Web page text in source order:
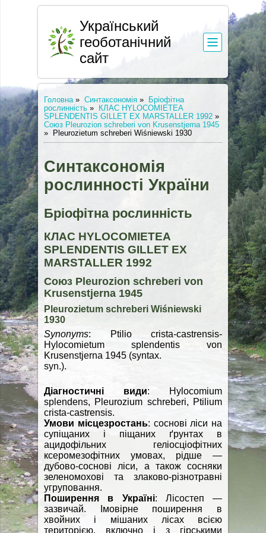
Український
геоботанічний
сайт
Головна » Синтаксономія »
Бріофітна
рослинність »
КЛАС HYLOCOMIЕTEA
SPLENDENTIS GILLET EX MARSTALLER 1992 »
Союз Pleurozion schreberi von Krusenstjerna 1945
»
Pleurozietum schreberi Wiśniewski 1930
Синтаксономія
рослинності України
Бріофітна рослинність
КЛАС HYLOCOMIЕTEA
SPLENDENTIS GILLET EX
MARSTALLER 1992
Союз Pleurozion schreberi von
Krusenstjerna 1945
Pleurozietum schreberi Wiśniewski
1930
Synonyms: Ptilio crista-castrensis-
Hylocomietum splendentis von
Krusenstjerna 1945 (syntax.
syn.).
Діагностичні види: Hylocomium
splendens, Pleurozium schreberi, Ptilium
crista-castrensis.
Умови місцезростань: соснові ліси на
супіщаних і піщаних ґрунтах в
ацидофільних геліосціофітних
ксеромезофітних умовах, рідше —
дубово-соснові ліси, а також сосняки
зеленомохові та злаково-різнотравні
угруповання.
Поширення в Україні: Лісостеп —
зазвичай. Імовірне поширення в
хвойних і мішаних лісах всією
територією, включно і з гірськими